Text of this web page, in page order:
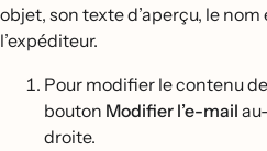
objet, son texte d’aperçu, le
l’expéditeur.
Pour modifier le contenu
bouton Modifier l’e-mail
droite.